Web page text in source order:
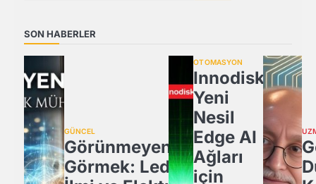
SON HABERLER
GÜNCEL
Görünmeyeni
Görmek: Ledün
OTOMASYON
Innodisk,
Yeni
Nesil
Edge AI
Ağları
için